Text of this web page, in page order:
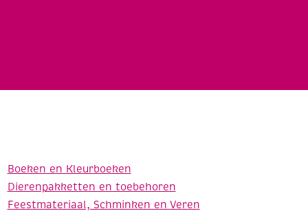
Boeken en Kleurboeken
Dierenpakketten en toebehoren
Feestmateriaal, Schminken en Veren